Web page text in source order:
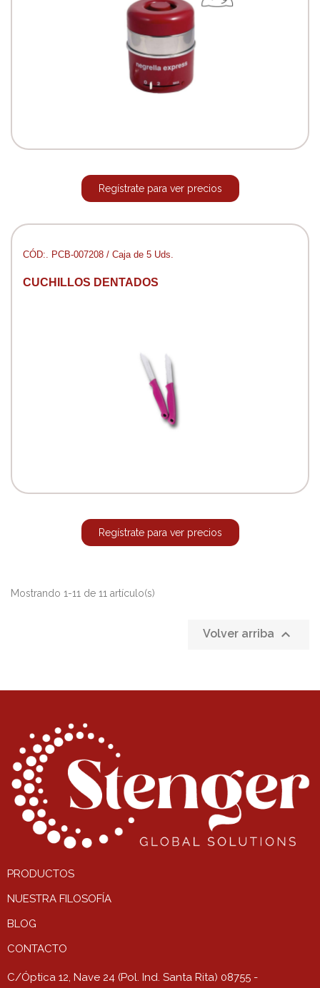
Regístrate para ver precios
CÓD:. PCB-007208 / Caja de 5 Uds.
CUCHILLOS DENTADOS
Regístrate para ver precios
Mostrando 1-11 de 11 artículo(s)
Volver arriba 
PRODUCTOS
NUESTRA FILOSOFÍA
BLOG
CONTACTO
C/Óptica 12, Nave 24 (Pol. Ind. Santa Rita) 08755 -